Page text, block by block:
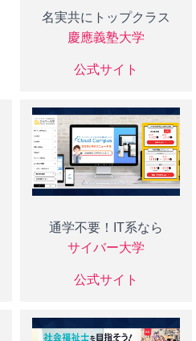
名実共にトップクラス
慶應義塾大学
公式サイト
通学不要！IT系なら
サイバー大学
公式サイト